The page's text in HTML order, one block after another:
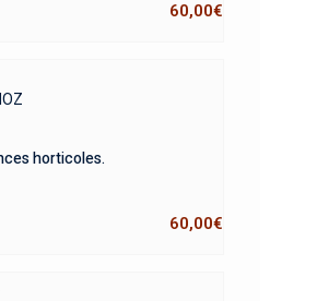
60,00€
horticoles.
60,00€